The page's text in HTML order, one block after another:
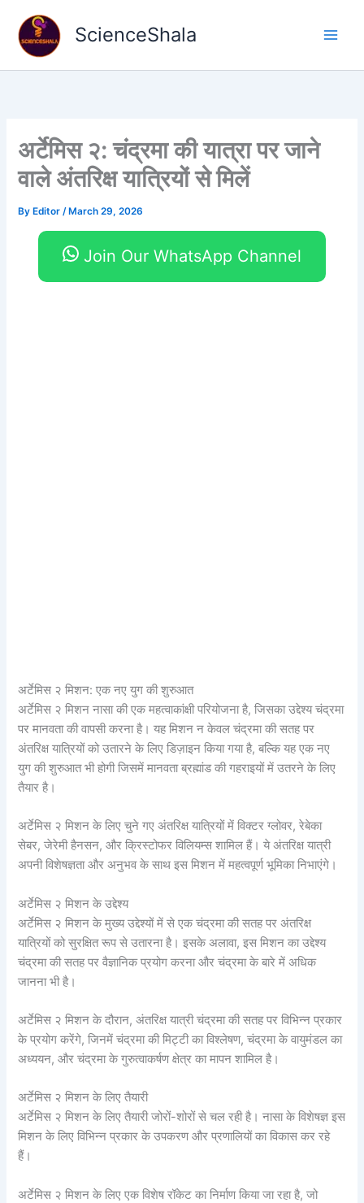
content
ScienceShala
अर्टेमिस २: चंद्रमा की यात्रा पर जाने
वाले अंतरिक्ष यात्रियों से मिलें
By Editor/ March 29, 2026
Join Our WhatsApp Channel
अर्टेमिस २ मिशन: एक नए युग की शुरुआत
अर्टेमिस २ मिशन नासा की एक महत्वाकांक्षी परियोजना है, जिसका उद्देश्य चंद्रमा
पर मानवता की वापसी करना है। यह मिशन न केवल चंद्रमा की सतह पर
अंतरिक्ष यात्रियों को उतारने के लिए डिज़ाइन किया गया है, बल्कि यह एक नए
युग की शुरुआत भी होगी जिसमें मानवता ब्रह्मांड की गहराइयों में उतरने के लिए
तैयार है।
अर्टेमिस २ मिशन के लिए चुने गए अंतरिक्ष यात्रियों में विक्टर ग्लोवर, रेबेका
सेबर, जेरेमी हैनसन, और क्रिस्टोफर विलियम्स शामिल हैं। ये अंतरिक्ष यात्री
अपनी विशेषज्ञता और अनुभव के साथ इस मिशन में महत्वपूर्ण भूमिका निभाएंगे।
अर्टेमिस २ मिशन के उद्देश्य
अर्टेमिस २ मिशन के मुख्य उद्देश्यों में से एक चंद्रमा की सतह पर अंतरिक्ष
यात्रियों को सुरक्षित रूप से उतारना है। इसके अलावा, इस मिशन का उद्देश्य
चंद्रमा की सतह पर वैज्ञानिक प्रयोग करना और चंद्रमा के बारे में अधिक
जानना भी है।
अर्टेमिस २ मिशन के दौरान, अंतरिक्ष यात्री चंद्रमा की सतह पर विभिन्न प्रकार
के प्रयोग करेंगे, जिनमें चंद्रमा की मिट्टी का विश्लेषण, चंद्रमा के वायुमंडल का
अध्ययन, और चंद्रमा के गुरुत्वाकर्षण क्षेत्र का मापन शामिल है।
अर्टेमिस २ मिशन के लिए तैयारी
अर्टेमिस २ मिशन के लिए तैयारी जोरों-शोरों से चल रही है। नासा के विशेषज्ञ इस
मिशन के लिए विभिन्न प्रकार के उपकरण और प्रणालियों का विकास कर रहे
हैं।
अर्टेमिस २ मिशन के लिए एक विशेष रॉकेट का निर्माण किया जा रहा है, जो